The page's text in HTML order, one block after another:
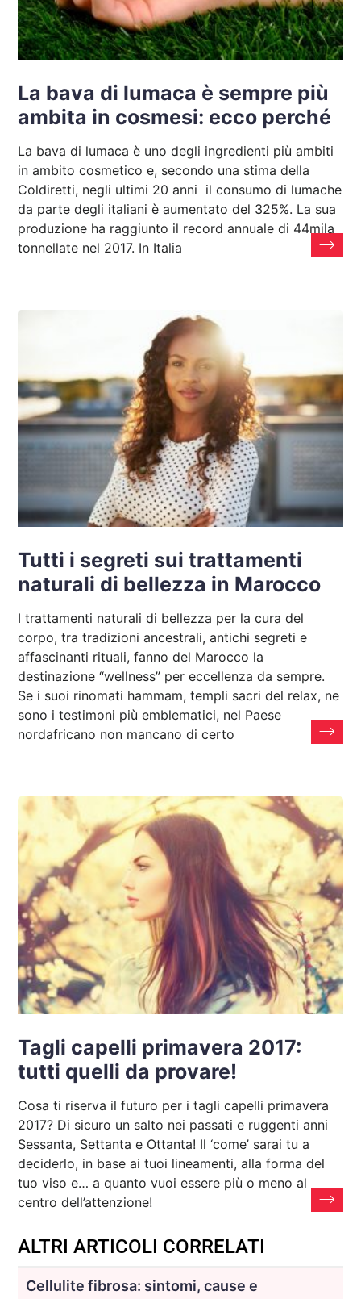
La bava di lumaca è sempre più
ambita in cosmesi: ecco perché
La bava di lumaca è uno degli ingredienti più ambiti
in ambito cosmetico e, secondo una stima della
Coldiretti, negli ultimi 20 anni il consumo di lumache
da parte degli italiani è aumentato del 325%. La sua
produzione ha raggiunto il record annuale di 44mila
tonnellate nel 2017. In Italia
Tutti i segreti sui trattamenti
naturali di bellezza in Marocco
I trattamenti naturali di bellezza per la cura del
corpo, tra tradizioni ancestrali, antichi segreti e
affascinanti rituali, fanno del Marocco la
destinazione “wellness” per eccellenza da sempre.
Se i suoi rinomati hammam, templi sacri del relax, ne
sono i testimoni più emblematici, nel Paese
nordafricano non mancano di certo
Tagli capelli primavera 2017:
tutti quelli da provare!
Cosa ti riserva il futuro per i tagli capelli primavera
2017? Di sicuro un salto nei passati e ruggenti anni
Sessanta, Settanta e Ottanta! Il ‘come’ sarai tu a
deciderlo, in base ai tuoi lineamenti, alla forma del
tuo viso e… a quanto vuoi essere più o meno al
centro dell’attenzione!
ALTRI ARTICOLI CORRELATI
Cellulite fibrosa: sintomi, cause e